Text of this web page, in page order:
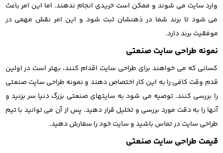
وارد سایت می شوند و ممکن است خریدی انجام ندهند. اما این امر باعث
می شود تا برند شما در ذهنشان ثبت شود و این امر نقش مهمی در
موفقیت برند دارد.
نمونه طراحی سایت صنعتی
کسانی که می خواهند برای طراحی سایت اقدام کنند، بهتر است در اولین
قدم وقت کافی را به این کار اختصاص دهند و نمونه طراحی سایت صنعتی
را بررسی کنند. توصیه می شود به سایتهای صنعتی بزرگ دنیا سر بزنید و
آنها را به دقت مورد بررسی و تحلیل قرار دهید. پس از آن می توانید با تیم
طراحی سایت در تماس باشید و سایت خود را سفارش دهید.
قیمت طراحی سایت صنعتی